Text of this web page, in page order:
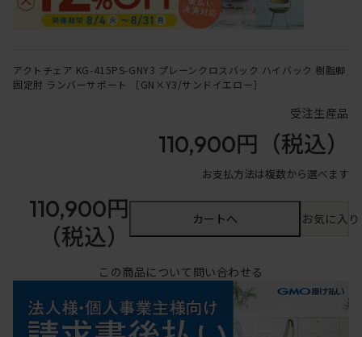
アクトチェア KG-415PS-GNY3 プレーンクロスバック ハイバック 樹脂脚
固定肘 ランバーサポート ［GN×Y3/サンドイエロー］
受注生産品
110,900円 （税込）
お支払方法は複数から選べます
110,900円
（税込）
カートへ お気に入
この商品について問い合わせる